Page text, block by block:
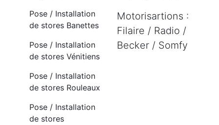
Pose / Installation
de stores Banettes
Pose / Installation
de stores Vénitiens
Pose / Installation
de stores Rouleaux
Pose / Installation
de stores
Motorisartions :
Filaire / Radio /
Becker / Somfy